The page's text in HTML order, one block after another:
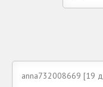
anna732008669 [19